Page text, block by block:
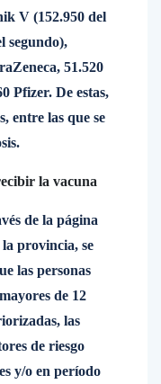
V (152.950 del
segundo),
51.520
Pfizer. De estas,
entre las que se
la vacuna
de la página
provincia, se
las personas
de 12
las
de riesgo
y/o en período